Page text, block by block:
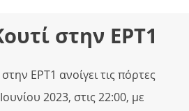
στην ΕΡΤ1
ΕΡΤ1 ανοίγει τις πόρτες
2023, στις 22:00, με